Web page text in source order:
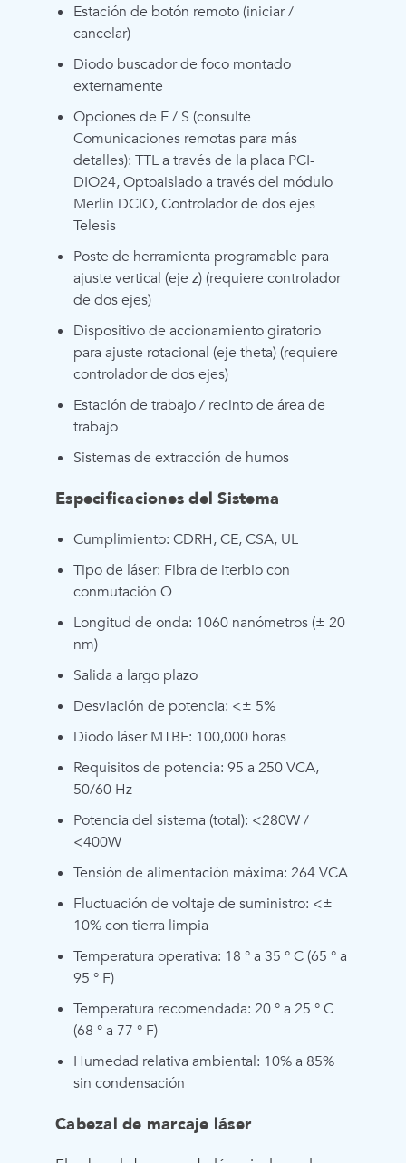
Estación de botón remoto (iniciar /
cancelar)
Diodo buscador de foco montado
externamente
Opciones de E / S (consulte
Comunicaciones remotas para más
detalles): TTL a través de la placa PCI-
DIO24, Optoaislado a través del módulo
Merlin DCIO, Controlador de dos ejes
Telesis
Poste de herramienta programable para
ajuste vertical (eje z) (requiere controlador
de dos ejes)
Dispositivo de accionamiento giratorio
para ajuste rotacional (eje theta) (requiere
controlador de dos ejes)
Estación de trabajo / recinto de área de
trabajo
Sistemas de extracción de humos
Especificaciones del Sistema
Cumplimiento: CDRH, CE, CSA, UL
Tipo de láser: Fibra de iterbio con
conmutación Q
Longitud de onda: 1060 nanómetros (± 20
nm)
Salida a largo plazo
Desviación de potencia: <± 5%
Diodo láser MTBF: 100,000 horas
Requisitos de potencia: 95 a 250 VCA,
50/60 Hz
Potencia del sistema (total): <280W /
<400W
Tensión de alimentación máxima: 264 VCA
Fluctuación de voltaje de suministro: <±
10% con tierra limpia
Temperatura operativa: 18 ° a 35 ° C (65 ° a
95 ° F)
Temperatura recomendada: 20 ° a 25 ° C
(68 ° a 77 ° F)
Humedad relativa ambiental: 10% a 85%
sin condensación
Cabezal de marcaje láser